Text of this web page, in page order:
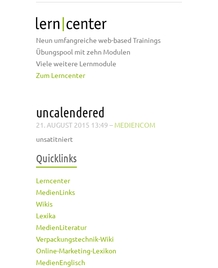
Neun umfangreiche web-based Trainings
Übungspool mit zehn Modulen
Viele weitere Lernmodule
Zum Lerncenter
uncalendered
21. AUGUST 2015 13:49 – MEDIENCOM
unsatitniert
Quicklinks
Lerncenter
MedienLinks
Wikis
Lexika
MedienLiteratur
Verpackungstechnik-Wiki
Online-Marketing-Lexikon
MedienEnglisch